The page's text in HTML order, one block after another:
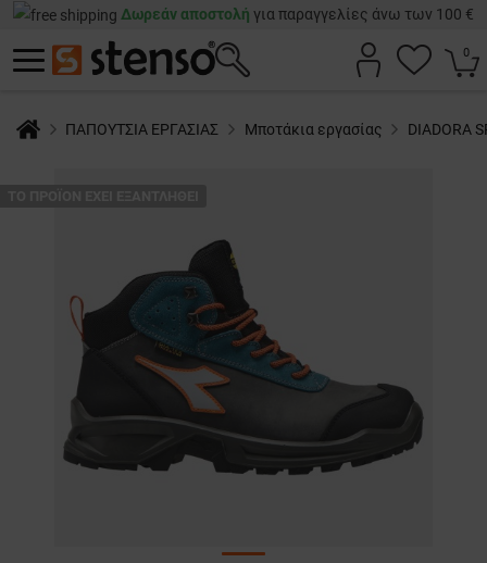
Δωρεάν αποστολή για παραγγελίες άνω των 100 €
0
ΠΑΠΟΥΤΣΙΑ ΕΡΓΑΣΙΑΣ Μποτάκια εργασίας DIADORA